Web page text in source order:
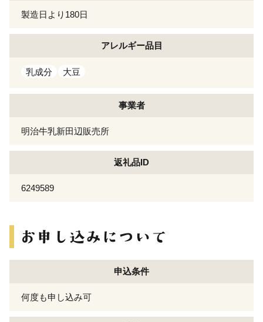
製造日より180日
アレルギー品目
乳成分 大豆
事業者
明治牛乳新田辺販売所
返礼品ID
6249589
申込条件
何度も申し込み可